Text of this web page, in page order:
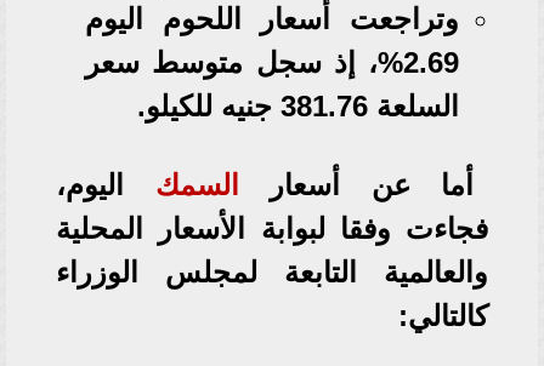
وتراجعت أسعار اللحوم اليوم
2.69%، إذ سجل متوسط سعر
السلعة 381.76 جنيه للكيلو.
أما عن أسعار السمك اليوم،
فجاءت وفقا لبوابة الأسعار المحلية
والعالمية التابعة لمجلس الوزراء
كالتالي: